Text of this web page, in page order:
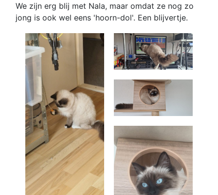
We zijn erg blij met Nala, maar omdat ze nog zo
jong is ook wel eens 'hoorn-dol'. Een blijvertje.